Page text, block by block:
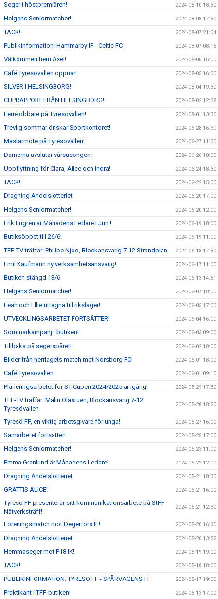
Seger i höstpremiären! 2024-08-10 18:30
Helgens Seniormatcher! 2024-08-08 17:30
TACK! 2024-08-07 21:04
Publikinformation: Hammarby IF - Celtic FC 2024-08-07 08:16
Välkommen hem Axel! 2024-08-06 16:00
Café Tyresövallen öppnar! 2024-08-05 16:30
SILVER I HELSINGBORG! 2024-08-04 19:30
CUPRAPPORT FRÅN HELSINGBORG! 2024-08-02 12:38
Feriejobbare på Tyresövallen! 2024-08-01 13:30
Trevlig sommar önskar Sportkontoret! 2024-06-28 16:30
Mästarmöte på Tyresövallen! 2024-06-27 11:30
Damerna avslutar vårsäsongen! 2024-06-26 18:30
Uppflyttning för Clara, Alice och Indra! 2024-06-24 18:30
TACK! 2024-06-22 15:00
Dragning Andelslotteriet 2024-06-20 17:00
Helgens Seniormatcher! 2024-06-20 12:00
Erik Frigren är Månadens Ledare i Juni! 2024-06-19 18:00
Butiksöppet till 26/6! 2024-06-19 11:00
TFF-TV träffar: Philipe Njoo, Blockansvarig 7-12 Strandplan 2024-06-18 17:30
Emil Kaufmann ny verksamhetsansvarig! 2024-06-17 11:00
Butiken stängd 13/6 2024-06-13 14:51
Helgens Seniormatcher! 2024-06-07 18:00
Leah och Ellie uttagna till riksläger! 2024-06-05 17:00
UTVECKLINGSARBETET FORTSÄTTER! 2024-06-04 16:00
Sommarkampanj i butiken! 2024-06-03 09:00
Tillbaka på segerspåret! 2024-06-02 18:00
Bilder från herrlagets match mot Norsborg FC! 2024-06-01 18:00
Café Tyresövallen! 2024-06-01 09:10
Planeringsarbetet för ST-Cupen 2024/2025 är igång! 2024-05-29 17:30
TFF-TV träffar: Malin Olastuen, Blockansvarig 7-12
Tyresövallen
2024-05-28 18:20
Tyresö FF, en viktig arbetsgivare för unga! 2024-05-27 16:00
Samarbetet fortsätter! 2024-05-25 17:00
Helgens Seniormatcher! 2024-05-23 11:00
Emma Granlund är Månadens Ledare! 2024-05-22 12:00
Dragning Andelslotteriet 2024-05-21 18:30
GRATTIS ALICE! 2024-05-21 16:00
Tyresö FF presenterar sitt kommunikationsarbete på StFF
Nätverksträff!
2024-05-21 12:30
Föreningsmatch mot Degerfors IF! 2024-05-20 16:30
Dragning Andelslotteriet 2024-05-20 13:52
Hemmaseger mot P18 IK! 2024-05-19 19:00
TACK! 2024-05-18 18:00
PUBLIKINFORMATION: TYRESÖ FF - SPÅRVÄGENS FF 2024-05-17 19:00
Praktikant i TFF-butiken! 2024-05-13 17:00